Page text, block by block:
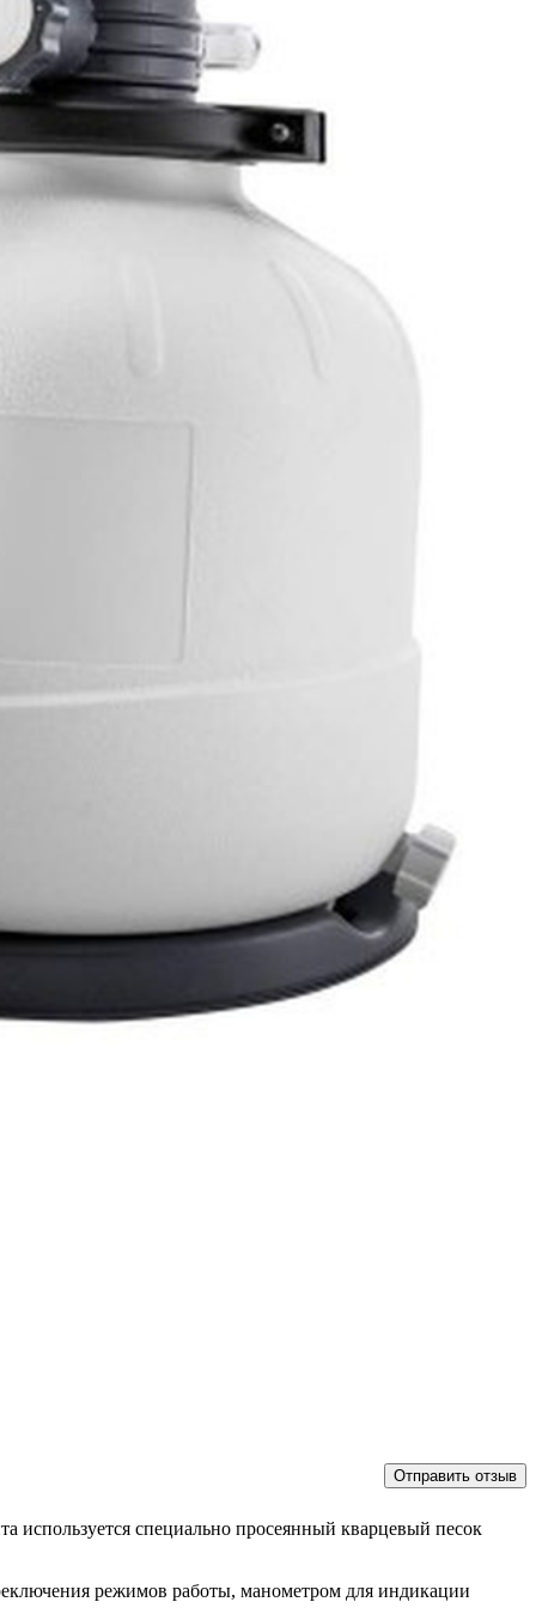
используется специально просеянный кварцевый
режимов работы, манометром для индикации
из нее выделяется свободный хлор, который не
по трем показателям: уровень свободного хлора, pH и
используется специально просеянный кварцевый песок
режимов работы, манометром для индикации